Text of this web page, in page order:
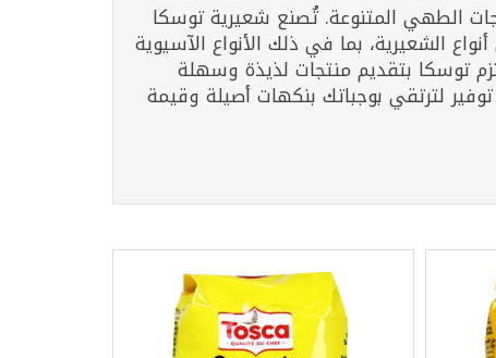
الطهي المتنوعة. تُصنع شعيرية توسكا
الشعيرية، بما في ذلك الأنواع الآسيوية
توسكا بتقديم منتجات لذيذة وسهلة
لترتقي بوجباتك بنكهات أصيلة وقيمة